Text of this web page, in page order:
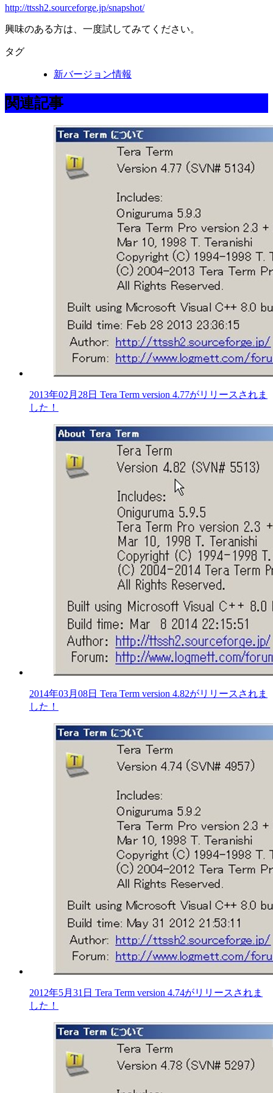
http://ttssh2.sourceforge.jp/snapshot/
興味のある方は、一度試してみてください。
タグ
新バージョン情報
関連記事
2013年02月28日 Tera Term version 4.77がリリースされま
した！
2014年03月08日 Tera Term version 4.82がリリースされま
した！
2012年5月31日 Tera Term version 4.74がリリースされま
した！